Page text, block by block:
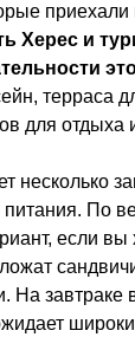
Херес и
терраса
для отдыха
несколько
По
если вы
На